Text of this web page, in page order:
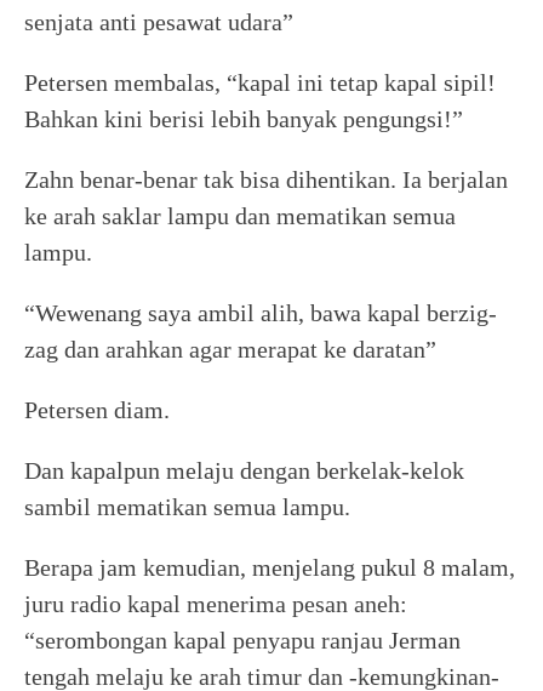
senjata anti pesawat udara”
Petersen membalas, “kapal ini tetap kapal sipil!
Bahkan kini berisi lebih banyak pengungsi!”
Zahn benar-benar tak bisa dihentikan. Ia berjalan
ke arah saklar lampu dan mematikan semua
lampu.
“Wewenang saya ambil alih, bawa kapal berzig-
zag dan arahkan agar merapat ke daratan”
Petersen diam.
Dan kapalpun melaju dengan berkelak-kelok
sambil mematikan semua lampu.
Berapa jam kemudian, menjelang pukul 8 malam,
juru radio kapal menerima pesan aneh:
“serombongan kapal penyapu ranjau Jerman
tengah melaju ke arah timur dan -kemungkinan-